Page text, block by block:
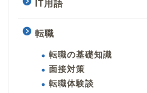
IT用語
転職
転職の基礎知識
面接対策
転職体験談